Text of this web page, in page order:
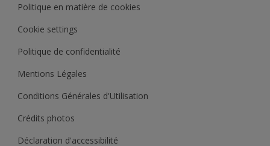
Politique en matière de cookies
Cookie settings
Politique de confidentialité
Mentions Légales
Conditions Générales d'Utilisation
Crédits photos
Déclaration d'accessibilité